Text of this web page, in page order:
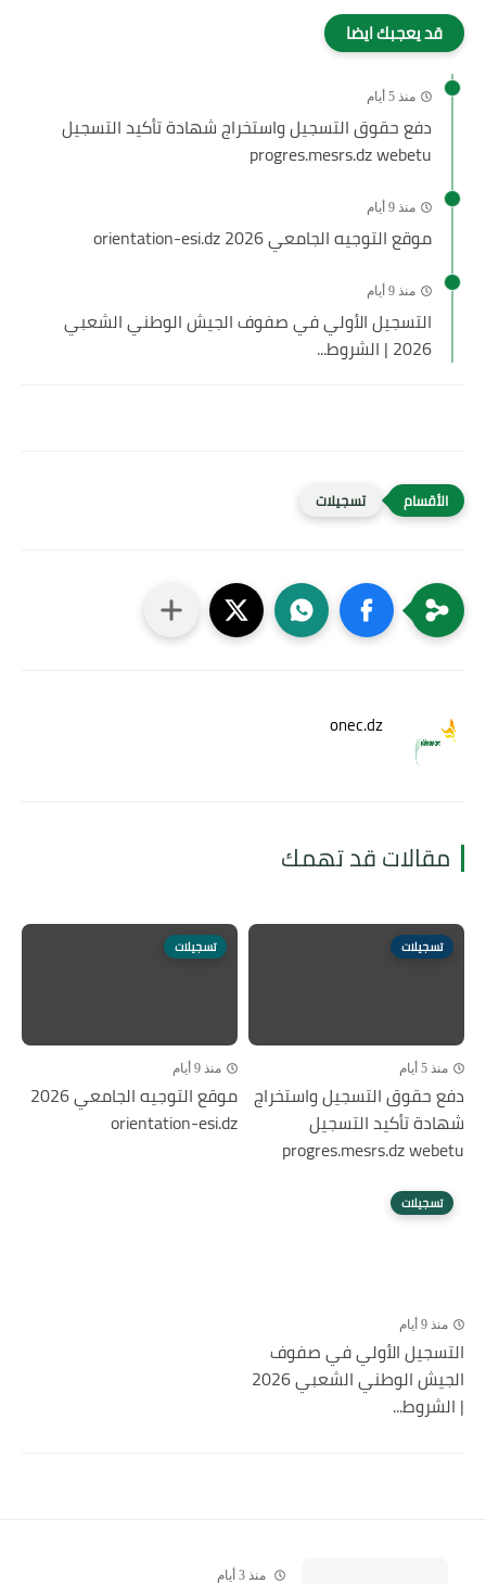
قد يعجبك ايضا
منذ 5 أيام
دفع حقوق التسجيل واستخراج شهادة تأكيد التسجيل
progres.mesrs.dz webetu
منذ 9 أيام
موقع التوجيه الجامعي 2026 orientation-esi.dz
منذ 9 أيام
التسجيل الأولي في صفوف الجيش الوطني الشعبي
2026 | الشروط...
تسجيلات
onec.dz
مقالات قد تهمك
تسجيلات
منذ 5 أيام
دفع حقوق التسجيل واستخراج
شهادة تأكيد التسجيل
progres.mesrs.dz webetu
تسجيلات
منذ 9 أيام
موقع التوجيه الجامعي 2026
orientation-esi.dz
تسجيلات
منذ 9 أيام
التسجيل الأولي في صفوف
الجيش الوطني الشعبي 2026
| الشروط...
منذ 3 أيام